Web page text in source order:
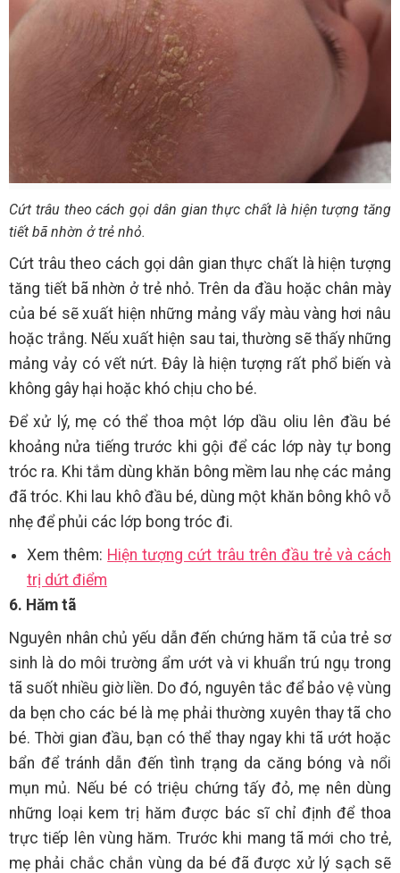
Cứt trâu theo cách gọi dân gian thực chất là hiện tượng tăng
tiết bã nhờn ở trẻ nhỏ.
Cứt trâu theo cách gọi dân gian thực chất là hiện tượng
tăng tiết bã nhờn ở trẻ nhỏ. Trên da đầu hoặc chân mày
của bé sẽ xuất hiện những mảng vẩy màu vàng hơi nâu
hoặc trắng. Nếu xuất hiện sau tai, thường sẽ thấy những
mảng vảy có vết nứt. Đây là hiện tượng rất phổ biến và
không gây hại hoặc khó chịu cho bé.
Để xử lý, mẹ có thể thoa một lớp dầu oliu lên đầu bé
khoảng nửa tiếng trước khi gội để các lớp này tự bong
tróc ra. Khi tắm dùng khăn bông mềm lau nhẹ các mảng
đã tróc. Khi lau khô đầu bé, dùng một khăn bông khô vỗ
nhẹ để phủi các lớp bong tróc đi.
Xem thêm: Hiện tượng cứt trâu trên đầu trẻ và cách
trị dứt điểm
6. Hăm tã
Nguyên nhân chủ yếu dẫn đến chứng hăm tã của trẻ sơ
sinh là do môi trường ẩm ướt và vi khuẩn trú ngụ trong
tã suốt nhiều giờ liền. Do đó, nguyên tắc để bảo vệ vùng
da bẹn cho các bé là mẹ phải thường xuyên thay tã cho
bé. Thời gian đầu, bạn có thể thay ngay khi tã ướt hoặc
bẩn để tránh dẫn đến tình trạng da căng bóng và nổi
mụn mủ. Nếu bé có triệu chứng tấy đỏ, mẹ nên dùng
những loại kem trị hăm được bác sĩ chỉ định để thoa
trực tiếp lên vùng hăm. Trước khi mang tã mới cho trẻ,
mẹ phải chắc chắn vùng da bé đã được xử lý sạch sẽ